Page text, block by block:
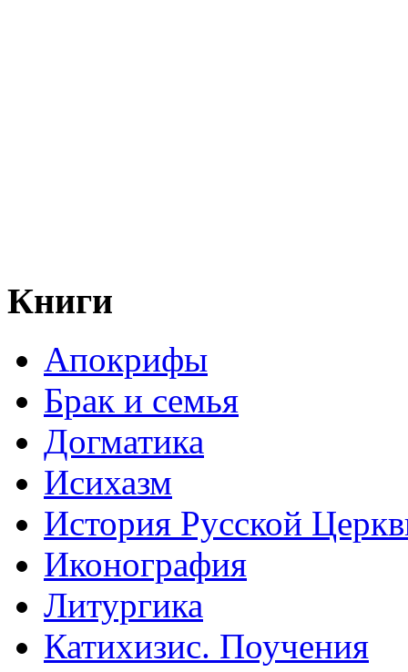
Книги
Апокрифы
Брак и семья
Догматика
Исихазм
История Русской
Иконография
Литургика
Катихизис. Поучения